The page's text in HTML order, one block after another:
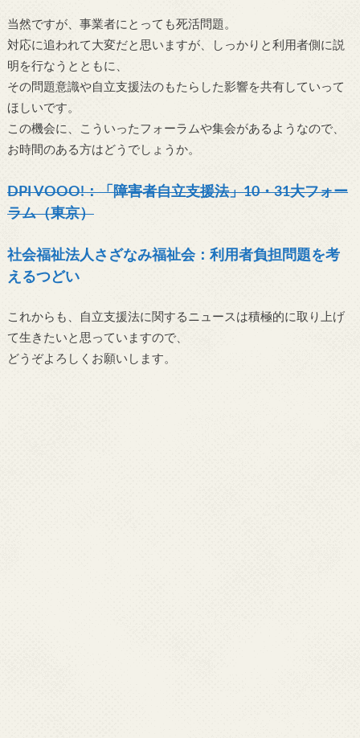
当然ですが、事業者にとっても死活問題。
対応に追われて大変だと思いますが、しっかりと利用者側に説
明を行なうとともに、
その問題意識や自立支援法のもたらした影響を共有していって
ほしいです。
この機会に、こういったフォーラムや集会があるようなので、
お時間のある方はどうでしょうか。
DPI VOOO!：「障害者自立支援法」10・31大フォー
ラム（東京）
社会福祉法人さざなみ福祉会：利用者負担問題を考
えるつどい
これからも、自立支援法に関するニュースは積極的に取り上げ
て生きたいと思っていますので、
どうぞよろしくお願いします。